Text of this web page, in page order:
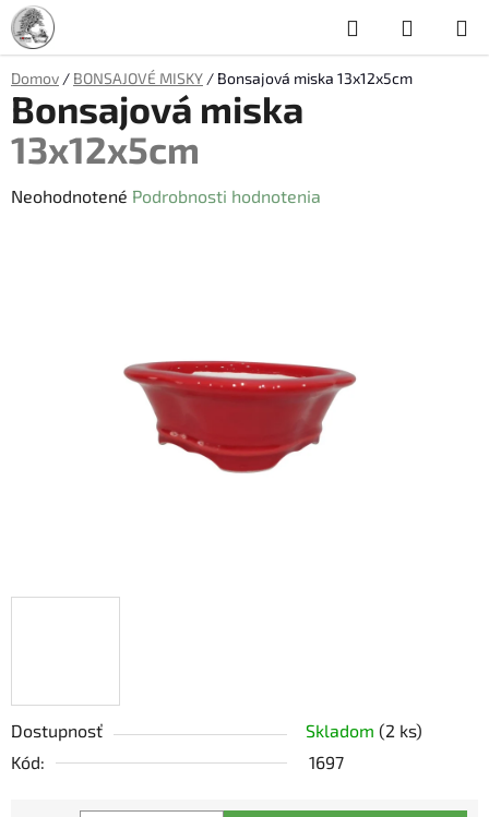
Prejsť
na
obsah
Hľadať
KOŠÍK
Domov / BONSAJOVÉ MISKY / Bonsajová miska 13x12x5cm
Dostupnosť Skladom (2 ks)
Kód:
1697
Bonsajová miska
13x12x5cm
Priemerné
Neohodnotené Podrobnosti hodnotenia